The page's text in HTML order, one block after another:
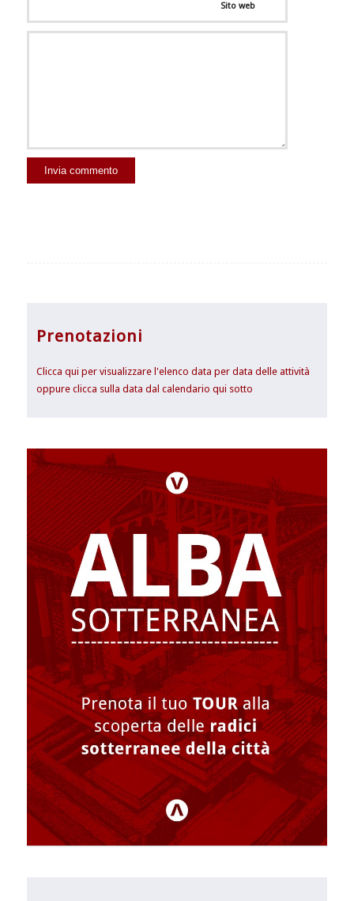
Sito web
Prenotazioni
Clicca qui per visualizzare l'elenco data per data delle attività
oppure clicca sulla data dal calendario qui sotto